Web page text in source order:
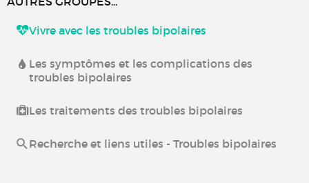
Vivre avec les troubles bipolaires
Les symptômes et les complications des
troubles bipolaires
Les traitements des troubles bipolaires
Recherche et liens utiles - Troubles bipolaires